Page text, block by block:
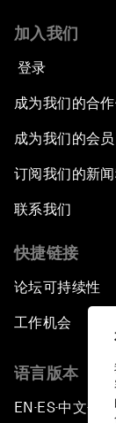
加入我们
登录
成为我们的合
成为我们的会员
订阅我们的新
联系我们
快捷链接
论坛可持续性
工作机会
语言版本
EN ▪ES▪中文▪ 日